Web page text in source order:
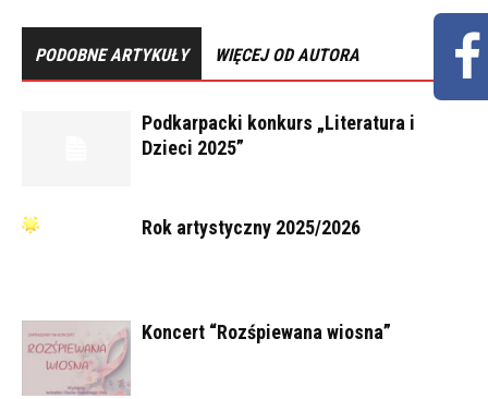
PODOBNE ARTYKUŁY WIĘCEJ OD AUTORA
Podkarpacki konkurs „Literatura i
Dzieci 2025”
Rok artystyczny 2025/2026
Koncert “Rozśpiewana wiosna”